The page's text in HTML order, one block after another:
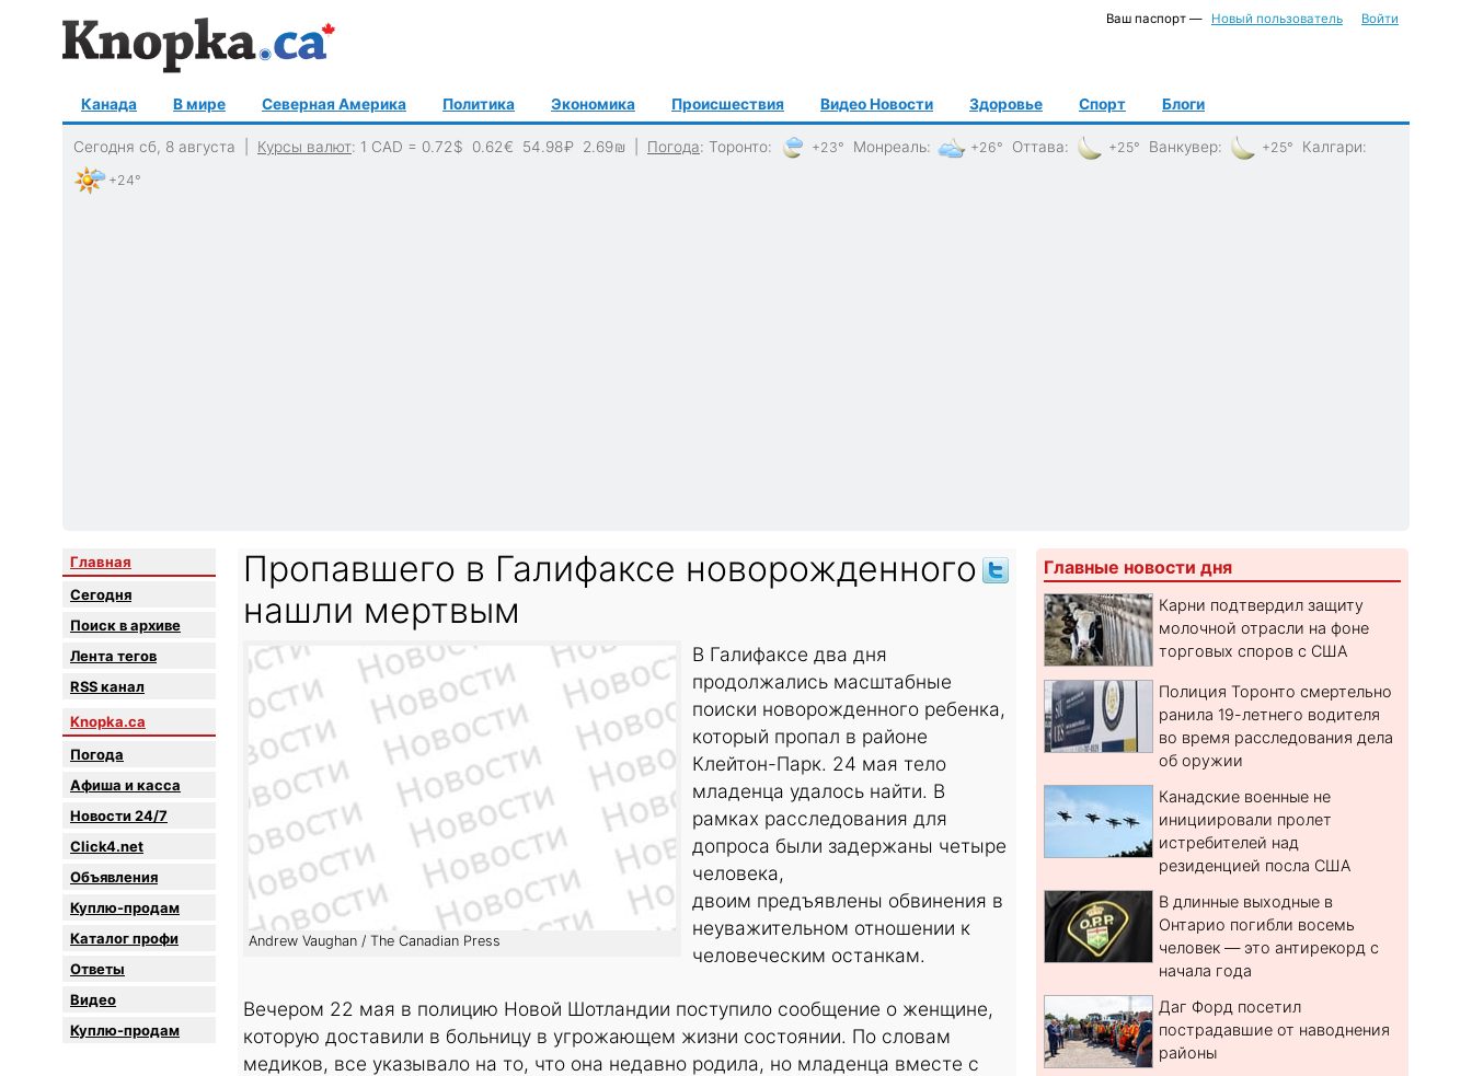
Ваш паспорт — Новый пользователь Войти
Канада В мире Северная Америка Политика Экономика Происшествия Видео Новости Здоровье Спорт Блоги
Сегодня сб, 8 августа | Курсы валют: 1 CAD = 0.72$ 0.62€ 54.98₽ 2.69₪ Погода: Торонто: +23° Монреаль: +26° Оттава: +25° Ванкувер: +25° Калгари:
+24°
Главная
Сегодня
Поиск в архиве
Лента тегов
RSS канал
Knopka.ca
Погода
Афиша и касса
Новости 24/7
Click4.net
Объявления
Куплю-продам
Каталог профи
Oтветы
Видео
Куплю-продам
Пропавшего в Галифаксе новорожденного
нашли мертвым
Andrew Vaughan / The Canadian Press
В Галифаксе два дня
продолжались масштабные
поиски новорожденного ребенка,
который пропал в районе
Клейтон-Парк. 24 мая тело
младенца удалось найти. В
рамках расследования для
допроса были задержаны четыре
человека,
двоим предъявлены обвинения в
неуважительном отношении к
человеческим останкам.
Вечером 22 мая в полицию Новой Шотландии поступило сообщение о женщине,
которую доставили в больницу в угрожающем жизни состоянии. По словам
медиков, все указывало на то, что она недавно родила, но младенца вместе с
Главные новости дня
Карни подтвердил защиту
молочной отрасли на фоне
торговых споров с США
Полиция Торонто смертельно
ранила 19-летнего водителя
во время расследования дела
об оружии
Канадские военные не
инициировали пролет
истребителей над
резиденцией посла США
В длинные выходные в
Онтарио погибли восемь
человек — это антирекорд с
начала года
Даг Форд посетил
пострадавшие от наводнения
районы